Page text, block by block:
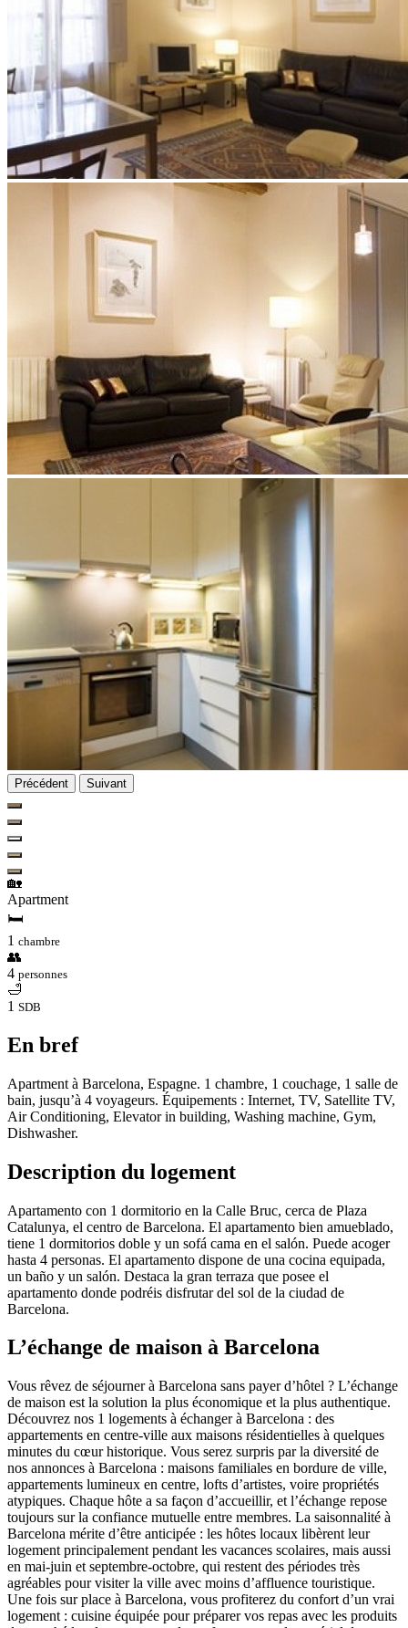
Précédent Suivant
🏡
Apartment
🛏
1 chambre
👥
4 personnes
🛁
1 SDB
En bref
Apartment à Barcelona, Espagne. 1 chambre, 1 couchage, 1 salle de
bain, jusqu’à 4 voyageurs. Équipements : Internet, TV, Satellite TV,
Air Conditioning, Elevator in building, Washing machine, Gym,
Dishwasher.
Description du logement
Apartamento con 1 dormitorio en la Calle Bruc, cerca de Plaza
Catalunya, el centro de Barcelona. El apartamento bien amueblado,
tiene 1 dormitorios doble y un sofá cama en el salón. Puede acoger
hasta 4 personas. El apartamento dispone de una cocina equipada,
un baño y un salón. Destaca la gran terraza que posee el
apartamento donde podréis disfrutar del sol de la ciudad de
Barcelona.
L’échange de maison à Barcelona
Vous rêvez de séjourner à Barcelona sans payer d’hôtel ? L’échange
de maison est la solution la plus économique et la plus authentique.
Découvrez nos 1 logements à échanger à Barcelona : des
appartements en centre-ville aux maisons résidentielles à quelques
minutes du cœur historique. Vous serez surpris par la diversité de
nos annonces à Barcelona : maisons familiales en bordure de ville,
appartements lumineux en centre, lofts d’artistes, voire propriétés
atypiques. Chaque hôte a sa façon d’accueillir, et l’échange repose
toujours sur la confiance mutuelle entre membres. La saisonnalité à
Barcelona mérite d’être anticipée : les hôtes locaux libèrent leur
logement principalement pendant les vacances scolaires, mais aussi
en mai-juin et septembre-octobre, qui restent des périodes très
agréables pour visiter la ville avec moins d’affluence touristique.
Une fois sur place à Barcelona, vous profiterez du confort d’un vrai
logement : cuisine équipée pour préparer vos repas avec les produits